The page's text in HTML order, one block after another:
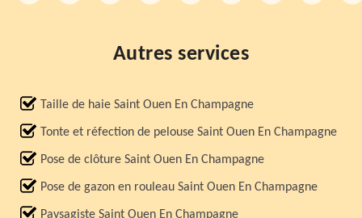
Autres services
Taille de haie Saint Ouen En Champagne
Tonte et réfection de pelouse Saint Ouen En Champagne
Pose de clôture Saint Ouen En Champagne
Pose de gazon en rouleau Saint Ouen En Champagne
Paysagiste Saint Ouen En Champagne